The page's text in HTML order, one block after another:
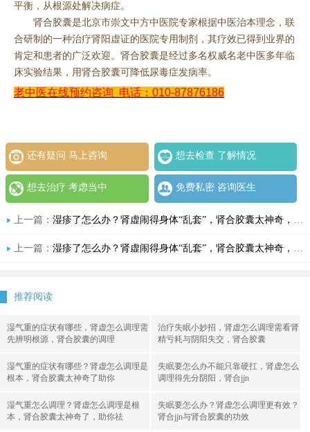
平衡，从根源处解决病症。
肾合胶囊是北京市崇文中方中医院专家根据中医治本理念，联
合研制的一种治疗肾阳虚证的医院专用制剂，其疗效已得到业界的
肯定和患者的广泛欢迎。肾合胶囊是经过多名权威名老中医多年临
床实验结果，用肾合胶囊可降低尿毒症发病率。
老中医在线预约咨询 电话：010-87876186
还有疑问 马上咨询 想去检查 了解情况
想去治疗 考虑当中 免费私密 咨询医生
上一篇： 湿疹了怎么办？肾虚闹得身体“乱套”，肾合胶囊太神奇，轻松搞定肾虚与湿疹！
上一篇： 湿疹了怎么办？肾虚闹得身体“乱套”，肾合胶囊太神奇，轻松搞定肾虚与湿疹！
推荐阅读
湿气重的症状有哪些，肾虚怎么调理需
先辨明根源，肾合胶囊的调理
治疗失眠小妙招，肾虚怎么调理需看肾
精亏耗与阴阳失交，肾合胶囊
湿气重的症状有哪些？肾虚怎么调理是
根本，肾合胶囊太神奇了助你
失眠要怎么办不能只靠硬扛，肾虚怎么
调理得先分阴阳，肾合jjn
湿气重怎么调理？肾虚怎么调理是根
本，肾合胶囊太神奇了，助你祛
失眠要怎么办？肾虚怎么调理更有效？
肾合jjn与肾合胶囊的功效